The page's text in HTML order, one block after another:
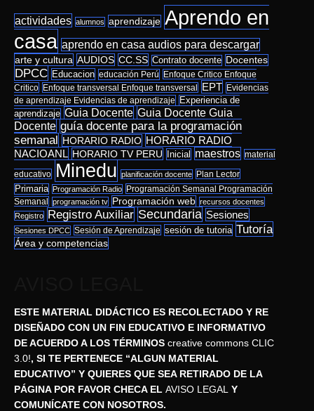
actividades alumnos aprendizaje Aprendo en
casa aprendo en casa audios para descargar
arte y cultura AUDIOS CC.SS Contrato docente Docentes
DPCC Educacion educación Perú
Enfoque Critico Enfoque
Critico Enfoque transversal Enfoque transversal EPT Evidencias
de aprendizaje Evidencias de aprendizaje
Experiencia de
aprendizaje Guia Docente Guia Docente Guia
Docente guía docente para la programación
semanal HORARIO RADIO HORARIO RADIO
NACIOANL HORARIO TV PERU Inicial maestros material
educativo Minedu planificación docente Plan Lector
Primaria Programación Radio Programación Semanal Programación
Semanal programación tv Programación web recursos docentes
Registro Registro Auxiliar Secundaria Sesiones
Sesiones DPCC Sesión de Aprendizaje sesión de tutoria Tutoría
Área y competencias
ESTE MATERIAL DIDÁCTICO ES RECOLECTADO Y RE
DISEÑADO CON UN FIN EDUCATIVO E INFORMATIVO
DE ACUERDO A LOS TÉRMINOS creative commons CLIC
3.0!, SI TE PERTENECE “ALGUN MATERIAL
EDUCATIVO” Y QUIERES QUE SEA RETIRADO DE LA
PÁGINA POR FAVOR CHECA EL AVISO LEGAL Y
COMUNÍCATE CON NOSOTROS.